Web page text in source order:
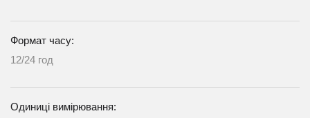
Формат часу:
12/24 год
Одиниці вимірювання: